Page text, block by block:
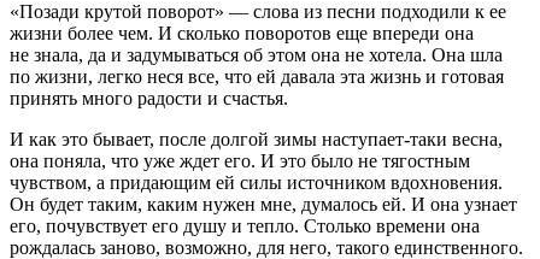
«Позади крутой поворот» — слова из песни подходили к ее
жизни более чем. И сколько поворотов еще впереди она
не знала, да и задумываться об этом она не хотела. Она шла
по жизни, легко неся все, что ей давала эта жизнь и готовая
принять много радости и счастья.
И как это бывает, после долгой зимы наступает-таки весна,
она поняла, что уже ждет его. И это было не тягостным
чувством, а придающим ей силы источником вдохновения.
Он будет таким, каким нужен мне, думалось ей. И она узнает
его, почувствует его душу и тепло. Столько времени она
рождалась заново, возможно, для него, такого единственного.